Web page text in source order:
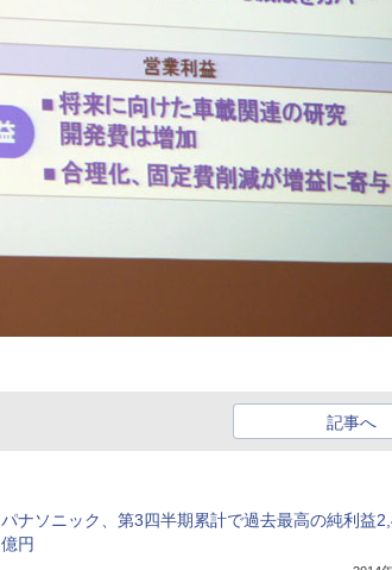
記事へ
パナソニック、第3四半期累計で過去最高の純利益
億円